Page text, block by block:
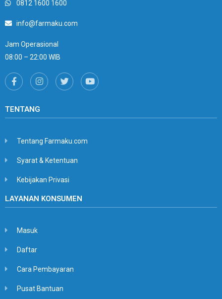
0812 1600 1600
info@farmaku.com
Jam Operasional
08:00 – 22:00 WIB
TENTANG
Tentang Farmaku.com
Syarat & Ketentuan
Kebijakan Privasi
LAYANAN KONSUMEN
Masuk
Daftar
Cara Pembayaran
Pusat Bantuan